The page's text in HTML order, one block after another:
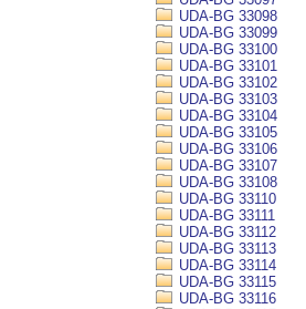
UDA-BG 33098
UDA-BG 33099
UDA-BG 33100
UDA-BG 33101
UDA-BG 33102
UDA-BG 33103
UDA-BG 33104
UDA-BG 33105
UDA-BG 33106
UDA-BG 33107
UDA-BG 33108
UDA-BG 33110
UDA-BG 33111
UDA-BG 33112
UDA-BG 33113
UDA-BG 33114
UDA-BG 33115
UDA-BG 33116